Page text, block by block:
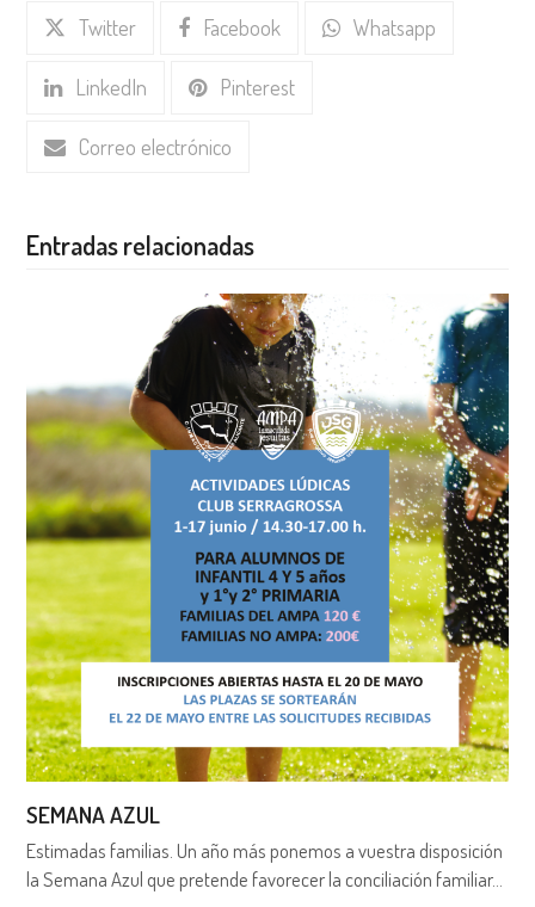
Twitter Facebook Whatsapp
LinkedIn Pinterest
Correo electrónico
Entradas relacionadas
SEMANA AZUL
Estimadas familias. Un año más ponemos a vuestra disposición
la Semana Azul que pretende favorecer la conciliación familiar…